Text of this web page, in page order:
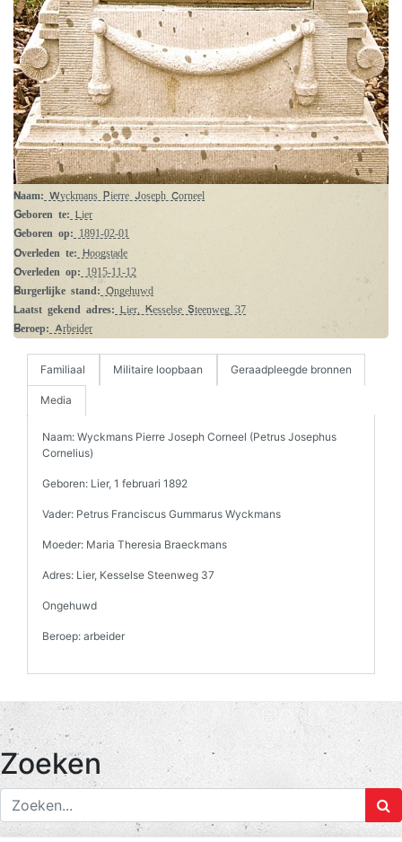
Naam: Wyckmans Pierre Joseph Corneel
Geboren te: Lier
Geboren op: 1891-02-01
Overleden te: Hoogstade
Overleden op: 1915-11-12
Burgerlijke stand: Ongehuwd
Laatst gekend adres: Lier, Kesselse Steenweg 37
Beroep: Arbeider
Familiaal Militaire loopbaan Geraadpleegde bronnen
Media
Naam: Wyckmans Pierre Joseph Corneel (Petrus Josephus
Cornelius)
Geboren: Lier, 1 februari 1892
Vader: Petrus Franciscus Gummarus Wyckmans
Moeder: Maria Theresia Braeckmans
Adres: Lier, Kesselse Steenweg 37
Ongehuwd
Beroep: arbeider
Zoeken